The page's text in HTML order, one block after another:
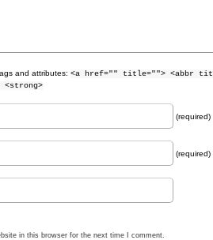
and attributes: <a href="" title=""> <abbr
(required)
(required)
in this browser for the next time I comment.